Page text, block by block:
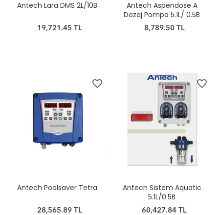
Antech Lara DMS 2L/10B
19,721.45 TL
Antech Aspendose A
Dozaj Pompa 5.1L/ 0.5B
8,789.50 TL
favorite_border
Antech Poolsaver Tetra
28,565.89 TL
favorite_border
Antech Sistem Aquatic
5.1L/0.5B
60,427.84 TL